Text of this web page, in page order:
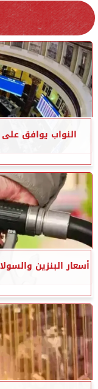
النواب يوافق
أسعار البنزين